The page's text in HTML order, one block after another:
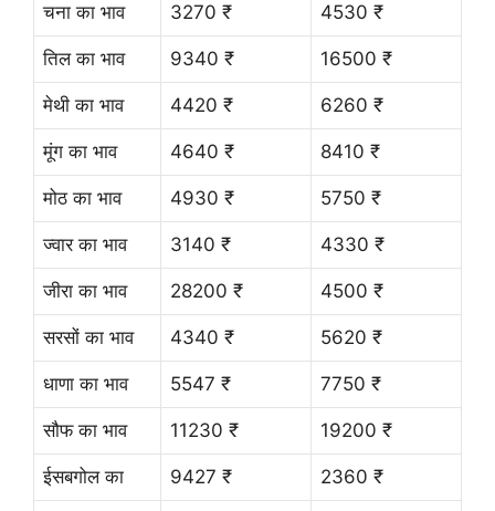
चना का भाव 3270 ₹ 4530 ₹
तिल का भाव 9340 ₹ 16500 ₹
मेथी का भाव 4420 ₹ 6260 ₹
मूंग का भाव 4640 ₹ 8410 ₹
मोठ का भाव 4930 ₹ 5750 ₹
ज्वार का भाव 3140 ₹ 4330 ₹
जीरा का भाव 28200 ₹ 4500 ₹
सरसों का भाव 4340 ₹ 5620 ₹
धाणा का भाव 5547 ₹ 7750 ₹
सौफ का भाव 11230 ₹ 19200 ₹
ईसबगोल का 9427 ₹ 2360 ₹